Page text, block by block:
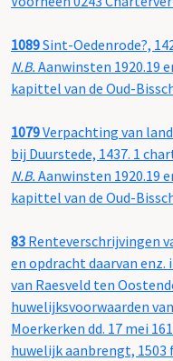
1089Sint-Oedenrode?,
N.B. Aanwinsten 1920.19
kapittel van de Oud-
1079Verpachting van
bij Duurstede, 1437. 1
N.B. Aanwinsten 1920.19
kapittel van de Oud-
83 Renteverschrijvingen
en opdracht daarvan enz.
van Raesveld ten
huwelijksvoorwaarden
Moerkerken dd. 17 mei
huwelijk aanbrengt, 1503